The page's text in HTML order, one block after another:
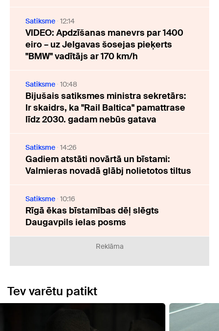
Satiksme 12:14
VIDEO: Apdzīšanas manevrs par 1400
eiro – uz Jelgavas šosejas pieķerts
"BMW" vadītājs ar 170 km/h
Satiksme 10:48
Bijušais satiksmes ministra sekretārs:
Ir skaidrs, ka "Rail Baltica" pamattrase
līdz 2030. gadam nebūs gatava
Satiksme 14:26
Gadiem atstāti novārtā un bīstami:
Valmieras novadā glābj nolietotos tiltus
Satiksme 10:16
Rīgā ēkas bīstamības dēļ slēgts
Daugavpils ielas posms
Reklāma
Tev varētu patikt